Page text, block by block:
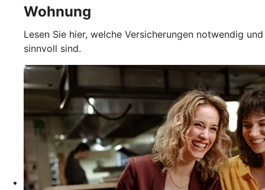
Wohnung
Lesen Sie hier, welche Versicherungen notwendig und
sinnvoll sind.